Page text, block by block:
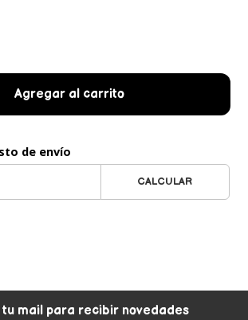
Agregar al carrito
de envío
CALCULAR
tu mail para recibir novedades